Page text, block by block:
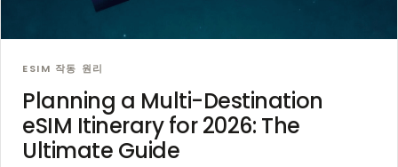
ESIM 작동 원리
Planning a Multi-Destination
eSIM Itinerary for 2026: The
Ultimate Guide